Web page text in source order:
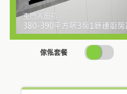
傢俬套餐
SWITCH
PRICING